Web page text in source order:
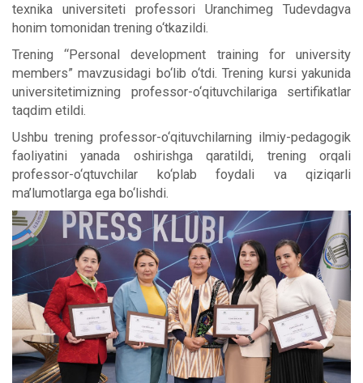
texnika universiteti professori Uranchimeg Tudevdagva
honim tomonidan trening o‘tkazildi.
Trening “Personal development training for university
members” mavzusidagi bo‘lib o‘tdi. Trening kursi yakunida
universitetimizning professor-o‘qituvchilariga sertifikatlar
taqdim etildi.
Ushbu trening professor-o‘qituvchilarning ilmiy-pedagogik
faoliyatini yanada oshirishga qaratildi, trening orqali
professor-o‘qtuvchilar ko‘plab foydali va qiziqarli
ma’lumotlarga ega bo‘lishdi.